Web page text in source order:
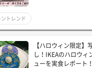
トレンド
【ハロウィン限定】
し！IKEAのハロウィ
ューを実食レポート